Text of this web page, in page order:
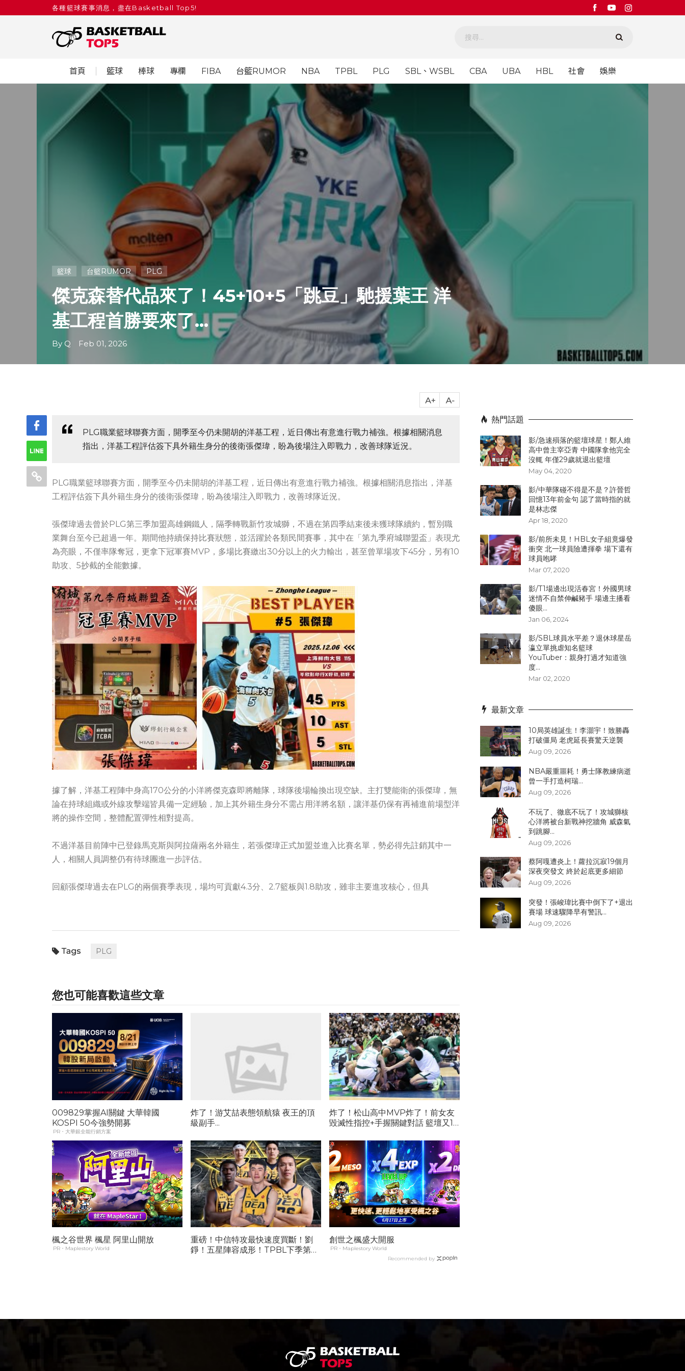
各種籃球賽事消息，盡在Basketball Top5!
首頁 籃球 棒球 專欄 FIBA 台籃RUMOR NBA TPBL PLG SBL、WSBL CBA UBA HBL 社會 娛樂
籃球 台籃RUMOR PLG
傑克森替代品來了！45+10+5「跳豆」馳援葉王 洋
基工程首勝要來了...
By Q Feb 01, 2026
PLG職業籃球聯賽方面，開季至今仍未開胡的洋基工程，近日傳出有意進行戰力補強。根據相關消息
指出，洋基工程評估簽下具外籍生身分的後衛張傑瑋，盼為後場注入即戰力，改善球隊近況。
PLG職業籃球聯賽方面，開季至今仍未開胡的洋基工程，近日傳出有意進行戰力補強。根據相關消息指出，洋基
工程評估簽下具外籍生身分的後衛張傑瑋，盼為後場注入即戰力，改善球隊近況。
張傑瑋過去曾於PLG第三季加盟高雄鋼鐵人，隔季轉戰新竹攻城獅，不過在第四季結束後未獲球隊續約，暫別職
業舞台至今已超過一年。期間他持續保持比賽狀態，並活躍於各類民間賽事，其中在「第九季府城聯盟盃」表現尤
為亮眼，不僅率隊奪冠，更拿下冠軍賽MVP，多場比賽繳出30分以上的火力輸出，甚至曾單場攻下45分，另有10
助攻、5抄截的全能數據。
據了解，洋基工程陣中身高170公分的小洋將傑克森即將離隊，球隊後場輪換出現空缺。主打雙能衛的張傑瑋，無
論在持球組織或外線攻擊端皆具備一定經驗，加上其外籍生身分不需占用洋將名額，讓洋基仍保有再補進前場型洋
將的操作空間，整體配置彈性相對提高。
不過洋基目前陣中已登錄馬克斯與阿拉薩兩名外籍生，若張傑瑋正式加盟並進入比賽名單，勢必得先註銷其中一
人，相關人員調整仍有待球團進一步評估。
回顧張傑瑋過去在PLG的兩個賽季表現，場均可貢獻4.3分、2.7籃板與1.8助攻，雖非主要進攻核心，但具
PLG
您也可能喜歡這些文章
009829掌握AI關鍵 大華韓國
KOSPI 50今強勢開募
PR・大華銀全能行銷方案
炸了！游艾喆表態領航猿 夜王的頂
級副手...
炸了！松山高中MVP炸了！前女友
毀滅性指控+手握關鍵對話 籃壇又1
楓之谷世界 楓星 阿里山開放
PR・Maplestory World
重磅！中信特攻最快速度買斷！劉
錚！五星陣容成形！TPBL下季第4
創世之楓盛大開服
PR・Maplestory World
Recommended by
熱門話題
影/急速殞落的籃壇球星！鄭人維
高中曾主宰亞青 中國隊拿他完全
沒輒 年僅29歲就退出籃壇
May 04, 2020
影/中華隊碰不得是不是？許晉哲
回憶13年前金句 認了當時指的就
是林志傑
Apr 18, 2020
影/前所未見！HBL女子組竟爆發
衝突 北一球員險遭揮拳 場下還有
球員咆哮
Mar 07, 2020
影/T1場邊出現活春宮！外國男球
迷情不自禁伸鹹豬手 場邊主播看
傻眼...
Jan 06, 2024
影/SBL球員水平差？退休球星岳
瀛立單挑虐知名籃球
YouTuber：親身打過才知道強
度...
Mar 02, 2020
最新文章
10局英雄誕生！李灝宇！致勝轟
打破僵局 老虎延長賽驚天逆襲
Aug 09, 2026
NBA嚴重噩耗！勇士隊教練病逝
曾一手打造柯瑞...
Aug 09, 2026
不玩了、徹底不玩了！攻城獅核
心洋將被台新戰神挖牆角 威森氣
到跳腳...
Aug 09, 2026
蔡阿嘎遭炎上！蘿拉沉寂19個月
深夜突發文 終於起底更多細節
Aug 09, 2026
突發！張峻瑋比賽中倒下了+退出
賽場 球速驟降早有警訊...
Aug 09, 2026